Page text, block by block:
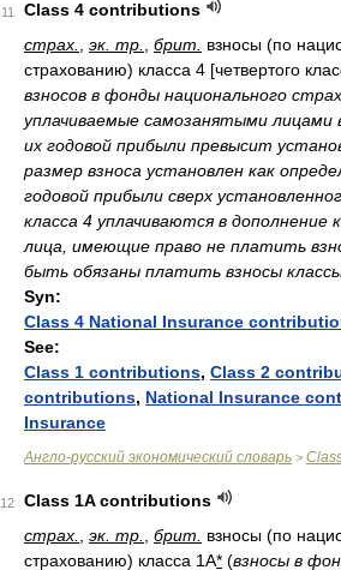
11
Class 4 contributions
страх.
эк. тр. брит.
взносы (по
страхованию) класса 4 [четвертого
взносов в фонды национального
уплачиваемые самозанятыми лицами
их годовой прибыли превысит
размер взноса установлен как
годовой прибыли сверх
класса 4 уплачиваются в дополнение
лица, имеющие право не платить
быть обязаны платить взносы
Syn:
Class 4 National Insurance
See:
Class 1 contributions, Class 2
contributions, National Insurance
Insurance
Англо-русский экономический словарь >
12
Class 1A contributions
страх.
эк. тр. брит.
взносы (по
страхованию) класса 1A* (взносы в